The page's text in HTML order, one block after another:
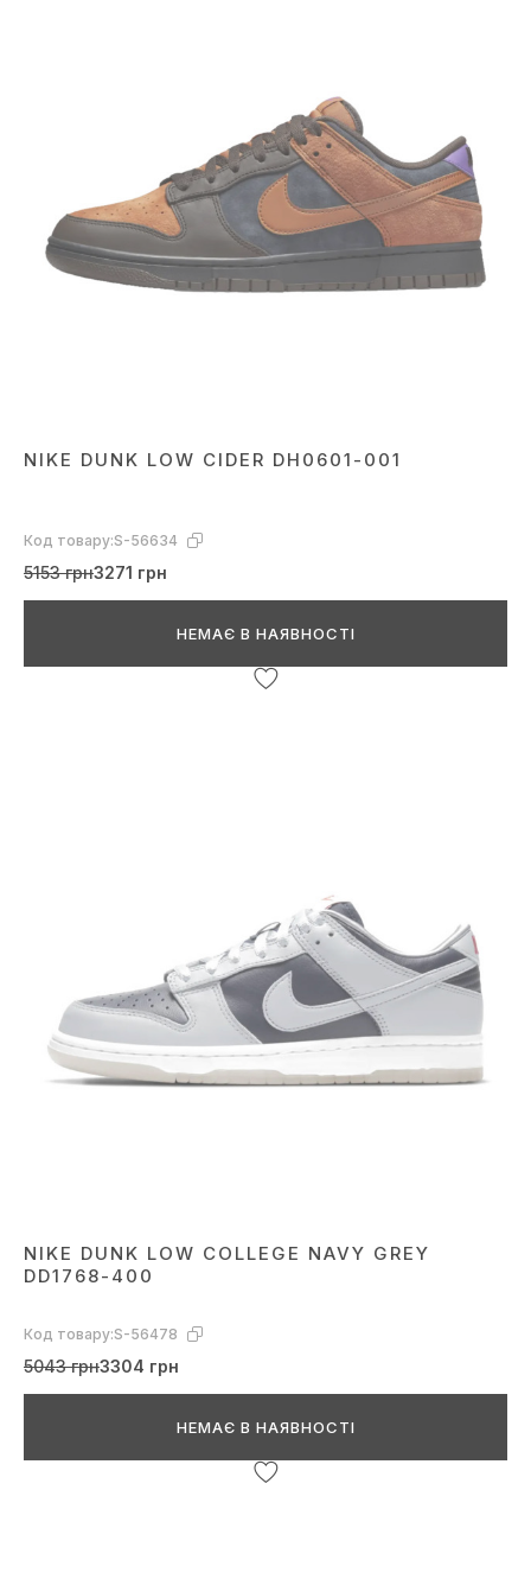
NIKE DUNK LOW CIDER DH0601-001
Код товару:S-56634
5153 грн3271 грн
НЕМАЄ В НАЯВНОСТІ
NIKE DUNK LOW COLLEGE NAVY GREY
DD1768-400
Код товару:S-56478
5043 грн3304 грн
НЕМАЄ В НАЯВНОСТІ